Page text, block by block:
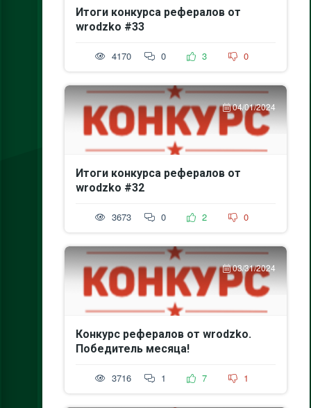
Итоги конкурса рефералов от
wrodzko #33
4170 0 3 0
04/01/2024
Итоги конкурса рефералов от
wrodzko #32
3673 0 2 0
03/31/2024
Конкурс рефералов от wrodzko.
Победитель месяца!
3716 1 7 1